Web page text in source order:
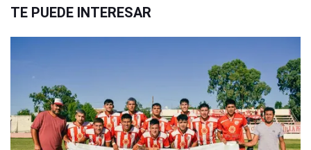
TE PUEDE INTERESAR